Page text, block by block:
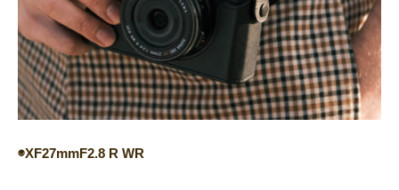
◉XF27mmF2.8 R WR